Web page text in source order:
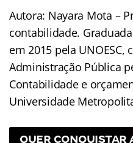
Autora: Nayara Mota –
contabilidade.
em 2015 pela
Administração Pública
Contabilidade e
Universidade
QUER CONQUISTAR